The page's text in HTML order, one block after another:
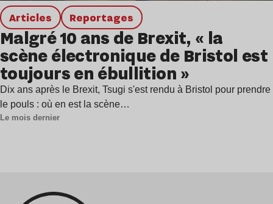
Articles Reportages
Malgré 10 ans de Brexit, « la
scène électronique de Bristol est
toujours en ébullition »
Dix ans après le Brexit, Tsugi s'est rendu à Bristol pour prendre
le pouls : où en est la scène…
Le mois dernier